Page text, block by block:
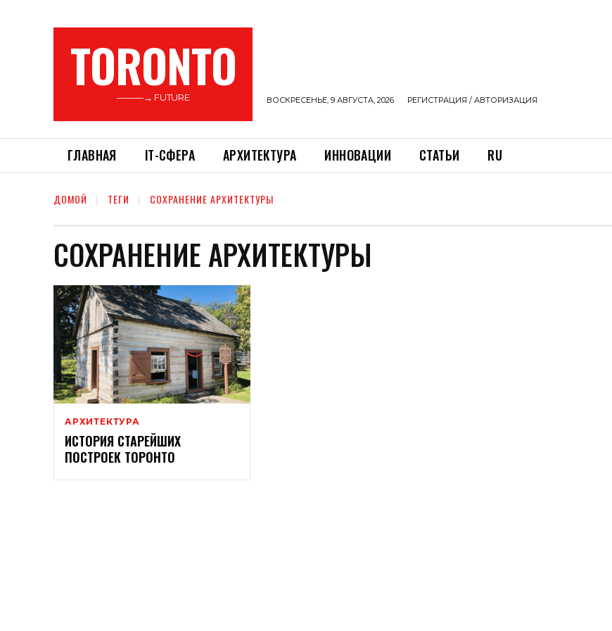
TORONTO
———→ FUTURE ВОСКРЕСЕНЬЕ, 9 АВГУСТА, 2026 РЕГИСТРАЦИЯ / АВТОРИЗАЦИЯ
ГЛАВНАЯ ІТ-СФЕРА АРХИТЕКТУРА ИННОВАЦИИ СТАТЬИ RU
ДОМОЙ ТЕГИ СОХРАНЕНИЕ АРХИТЕКТУРЫ
СОХРАНЕНИЕ АРХИТЕКТУРЫ
АРХИТЕКТУРА
ИСТОРИЯ СТАРЕЙШИХ
ПОСТРОЕК ТОРОНТО